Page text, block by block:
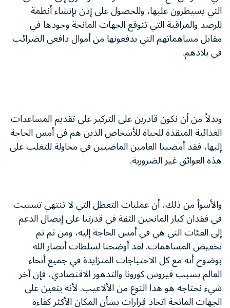
التي يسيطرون عليها، وللحصول على إذن بإنشاء أنظمة
للرصد والمراقبة التي تتوقع الجهات المانحة وجودها في
مقابل مساهماتهم التي يدفعونها من أموال دافعي الضرائب
في بلادهم.
وبدلاً من أن نكون قادرين على التركيز على تقديم المساعدات
الغذائية المنقذة للحياة للأشخاص الذين هم في أمس الحاجة
إليها، فقد أمضينا العامين الماضيين في محاولة للتغلب على
هذه العوائق غير الضرورية.
والأسوأ من ذلك، أن عمليات التعطل التي لا تنتهي تسببت
في فقدان كبار المانحين الثقة في قدرتنا على إيصال الدعم
إلى الفئات التي هي في أمس الحاجة إليه، ومن ثم تم
تخفيض المساهمات. لقد أوضحنا لسلطات أنصار الله
بوضوح أنه مع كل الاحتياجات المتزايدة في جميع أنحاء
العالم بسبب فيروس كورونا والتدهور الاقتصادي، فإن آخر
شيء نحتاجه هو هذا النوع من الألاعيب. لأنه يتعين على
الجهات المانحة اتخاذ قرارات بشأن المكان الأكثر كفاءة